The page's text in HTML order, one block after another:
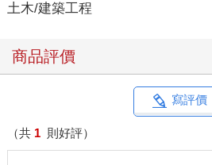
土木/建築工程
商品評價
寫評價
（共 1 則好評）